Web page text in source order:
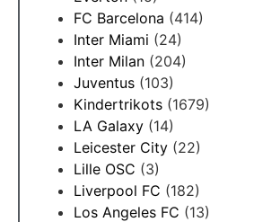
FC Barcelona (414)
Inter Miami (24)
Inter Milan (204)
Juventus (103)
Kindertrikots (1679)
LA Galaxy (14)
Leicester City (22)
Lille OSC (3)
Liverpool FC (182)
Los Angeles FC (13)